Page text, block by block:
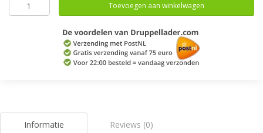
Toevoegen aan winkelwagen
Informatie Reviews (0)